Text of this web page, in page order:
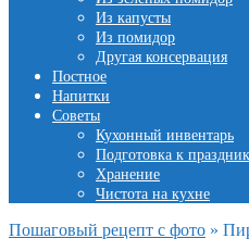
Из капусты
Из помидор
Другая консервация
Постное
Напитки
Советы
Кухонный инвентарь
Подготовка к
Хранение
Чистота на кухне
Пошаговый рецепт с фото »